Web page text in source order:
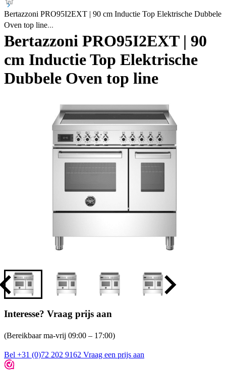
Bertazzoni PRO95I2EXT | 90 cm Inductie Top Elektrische Dubbele
Oven top line
Bertazzoni PRO95I2EXT | 90
cm Inductie Top Elektrische
Dubbele Oven top line
Interesse? Vraag prijs aan
(Bereikbaar ma-vrij 09:00 – 17:00)
Bel +31 (0)72 202 9162 Vraag een prijs aan